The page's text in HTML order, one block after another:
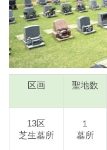
区画 聖地数
13区
芝生墓所
１
墓所